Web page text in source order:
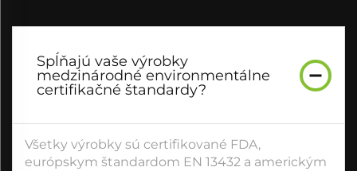
Spĺňajú vaše výrobky
medzinárodné environmentálne
certifikačné štandardy?
Všetky výrobky sú certifikované FDA,
európskym štandardom EN 13432 a americkým